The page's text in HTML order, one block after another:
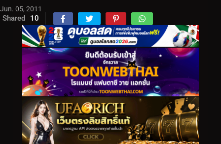
Jun. 05, 2011
Shared 10